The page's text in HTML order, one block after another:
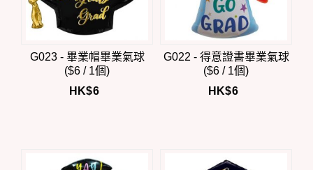
G023 - 畢業帽畢業氣球
($6 / 1個)
HK$6
G022 - 得意證書畢業氣球
($6 / 1個)
HK$6